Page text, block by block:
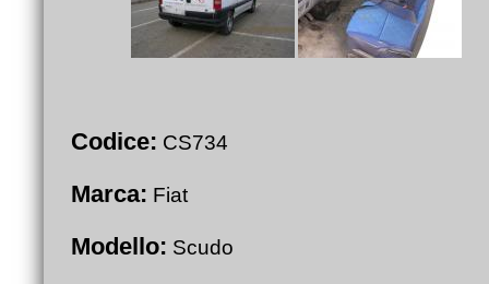
Codice: CS734
Marca: Fiat
Modello: Scudo